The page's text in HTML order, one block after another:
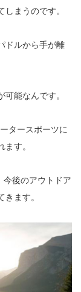
しまうのです。
ドルから手が離
能なんです。
タースポーツに
す。
後のアウトドア
ます。